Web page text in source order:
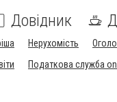
Довідник
Нерухомість
Податкова служба